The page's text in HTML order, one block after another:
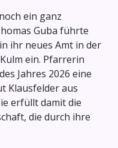
ein ganz
Guba führte
ihr neues Amt in der
ein. Pfarrerin
Jahres 2026 eine
Klausfelder aus
erfüllt damit die
die durch ihre